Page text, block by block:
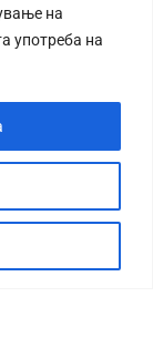
на
употреба на